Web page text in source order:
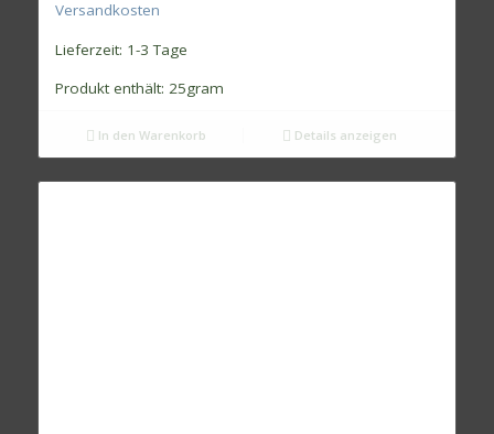
Versandkosten
Lieferzeit: 1-3 Tage
Produkt enthält: 25gram
In den Warenkorb Details anzeigen